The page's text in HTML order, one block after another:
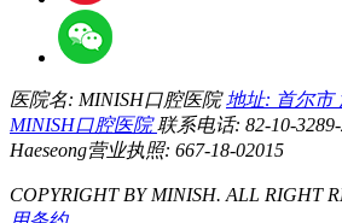
医院名: MINISH口腔医院 地址: 首尔市
MINISH口腔医院联系电话: 82-10-
Haeseong营业执照: 667-18-02015
COPYRIGHT BY MINISH. ALL RIGHT